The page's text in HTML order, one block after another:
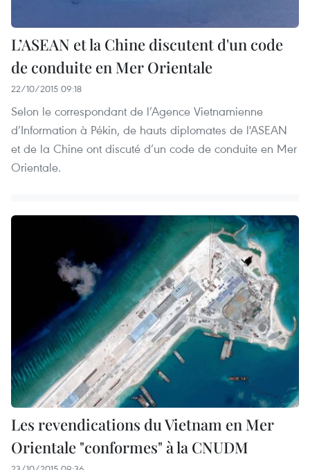
L’ASEAN et la Chine discutent d'un code
de conduite en Mer Orientale
22/10/2015 09:18
Selon le correspondant de l’Agence Vietnamienne
d’Information à Pékin, de hauts diplomates de l'ASEAN
et de la Chine ont discuté d’un code de conduite en Mer
Orientale.
Les revendications du Vietnam en Mer
Orientale "conformes" à la CNUDM